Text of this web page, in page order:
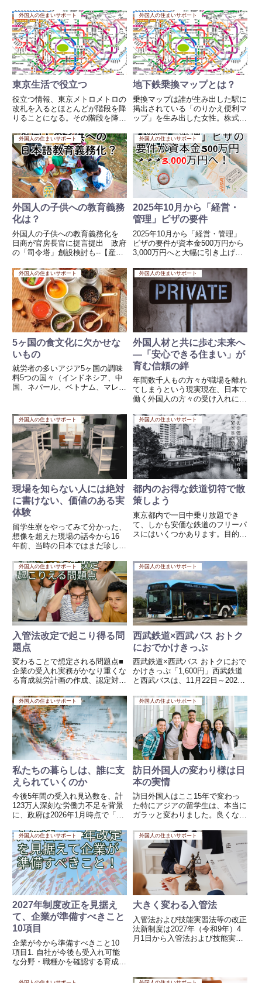
ったこと、そして当時は街の不動
産会社側にも前例や理解がほとん
どなかったことが、大きな要因
で...
制度が大きく見直されようとして
います。「規制強化だ」「排外的
だ」といった声もありますが、私
はそうは思いません。問題
は“遅...
外国人の住まいサポート
東京生活で役立つ
役立つ情報、東京メトロメトロの
改札を入るとほとんどが階段を降
りることになる。その階段を降り
内と書かれた大きな入り紙があ
る。皆さんは一度は目にしてるは
ず。東京のメトロは出口が何か所
もあり、乗換口もバラバラ、下手
す...
外国人の住まいサポート
地下鉄乗換マップとは？
乗換マップは誰が生み出した駅に
掲出されている「のりかえ便利マ
ップ」を生み出した女性。株式会
代様東京の地下鉄は出口間違える
と一駅ぐらい平気で移動するはめ
になる、これは何年東京に住んで
いても経験する事、知らない駅
で...
外国人の住まいサポート
外国人の子供への教育義務
化は？
外国人の子供への教育義務化を
日商が官房長官に提言提出 政府
の「司令塔」創設検討も--【産経
どもたちの教育について思うこと
日商総合政策委員会の中村邦晴委
員長が、「エッセンシャルな産業
は外国人の協力なしにはもうや...
外国人の住まいサポート
2025年10月から「経営・
管理」ビザの要件
2025年10月から「経営・管理」
ビザの要件が資本金500万円から
3,000万円へと大幅に引き上げら
な波紋を広げています。長年日本
で暮らし、地域社会に貢献してき
た小規模事業主（特に飲食店経営
者など）が突然、存続...
外国人の住まいサポート
5ヶ国の食文化に欠かせな
いもの
就労者の多いアジア5ヶ国の調味
料5つの国々（インドネシア、中
国、ネパール、ベトナム、マレー
や「辛み」、そして「発酵の旨
味」を非常に大切にしています。
現地の人々が日常的に必要として
い...
外国人の住まいサポート
外国人材と共に歩む未来へ
―「安心できる住まい」が
育む信頼の絆
年間数千人もの方々が職場を離れ
てしまうという現実現在、日本で
働く外国人の方々の受け入れにつ
育体制など、受け入れ側の要望に
沿ったさまざまな規制や基準が設
けられています。しかし、彼らが
日本に来てから最も長い時間を
過...
外国人の住まいサポート
現場を知らない人には絶対
に書けない、価値のある実
体験
留学生寮をやってみて分かった、
想像を超えた現場の話今から16
年前、当時の日本ではまだ珍しか
宿舎」**を立ち上げ、私はその管
理運営を行うことになりました。
同じビルの中に事務所を構え、朝
から晩まで、留学生たちの...
外国人の住まいサポート
都内のお得な鉄道切符で散
策しよう
東京都内で一日中乗り放題でき
て、しかも安価な鉄道のフリーパ
スにはいくつかあります。目的に
を紹介します。🔸【一番人気＆コ
スパ良し】◆ 東京メトロ・都営
地下鉄共通 「東京メトロ・都営
地...
外国人の住まいサポート
入管法改定で起こり得る問
題点
変わることで想定される問題点■
企業の受入れ実務がかなり重くな
る育成就労計画の作成、認定対
説明、監査対応など、これまで以
上に制度理解と書類整備が必要に
なります。■「人材育成」と言い
ながら、実際には即戦力を求める
現...
外国人の住まいサポート
西武鉄道×西武バス おトク
におでかけきっぷ
西武鉄道×西武バス おトクにおで
かけきっぷ「1,600円」西武鉄道
と西武バスは、11月22日～2023
ス おトクにおでかけきっぷ」を
販売する。価格は1600円。詳し
くはこちら西武バスは「ところざ
わサクラタウン...
外国人の住まいサポート
私たちの暮らしは、誰に支
えられていくのか
今後5年間の受入れ見込数を、計
123万人深刻な労働力不足を背景
に、政府は2026年1月時点で「育
5年間の受入れ見込数を、計123
万人と示しています。この数字
は、単なる制度の話ではなく、私
たちの生活そのものに直結...
外国人の住まいサポート
訪日外国人の変わり様は日
本の実情
訪日外国人はここ15年で変わっ
た特にアジアの留学生は、本当に
ガラッと変わりました。良くなっ
になる面もあって、総じて“別の
世代”という印象です。ここ5〜6
年の学生は、ほとんどアルバイト
もしませんし、日本そのものへ...
外国人の住まいサポート
2027年制度改正を見据え
て、企業が準備すべきこと
10項目
企業が今から準備すべきこと10
項目1. 自社が今後も受入れ可能
な分野・職種かを確認する育成就
の産業分野と原則一致する方向で
外国人の住まいサポート
大きく変わる入管法
入管法および技能実習法等の改正
法新制度は2027年（令和9年）4
月1日から入管法および技能実習
とが決定しました。この改革にお